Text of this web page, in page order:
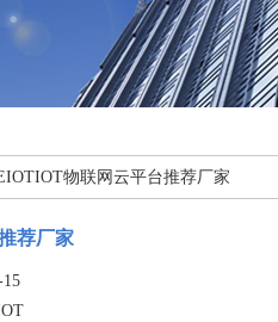
物联网云平台推荐厂家
荐厂家